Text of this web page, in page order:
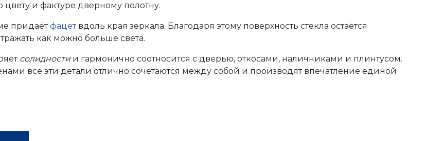
и фактуре дверному полотну.
придаётфацетвдоль края зеркала. Благодаря этому поверхность стекла остаётся
как можно больше света.
солидностии гармонично соотносится с дверью, откосами, наличниками и плинтусом.
все эти детали отлично сочетаются между собой и производят впечатление единой